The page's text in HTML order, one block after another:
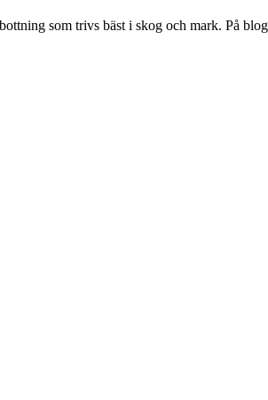
som trivs bäst i skog och mark. På